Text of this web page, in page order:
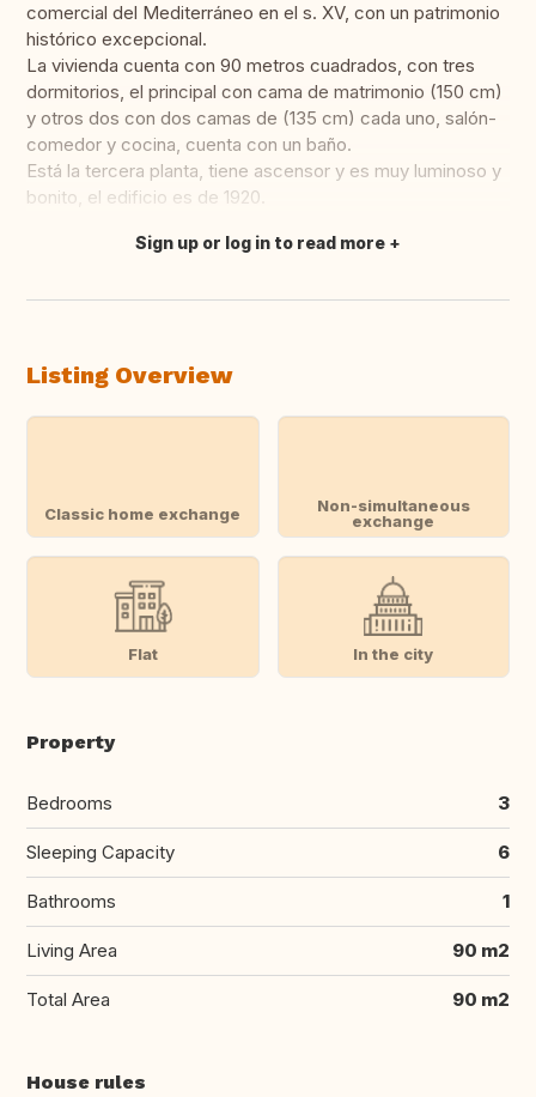
comercial del Mediterráneo en el s. XV, con un patrimonio
histórico excepcional.
La vivienda cuenta con 90 metros cuadrados, con tres
dormitorios, el principal con cama de matrimonio (150 cm)
y otros dos con dos camas de (135 cm) cada uno, salón-
comedor y cocina, cuenta con un baño.
Está la tercera planta, tiene ascensor y es muy luminoso y
bonito, el edificio es de 1920.
Translate this
Sign up or log in to read more
Listing Overview
Classic home exchange
Non-simultaneous
exchange
Flat In the city
Property
Bedrooms 3
Sleeping Capacity 6
Bathrooms 1
Living Area 90 m2
Total Area 90 m2
House rules